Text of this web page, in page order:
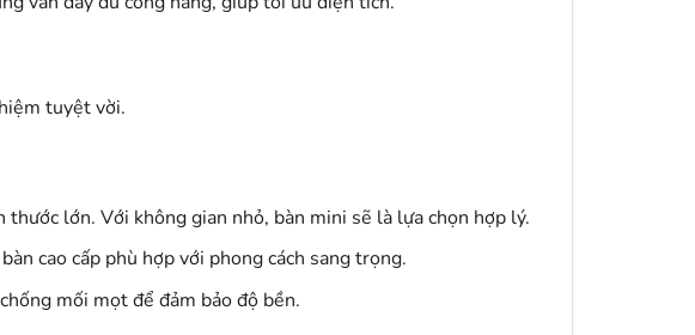
tuyệt vời.
lớn. Với không gian nhỏ, bàn mini sẽ là lựa chọn hợp lý.
cao cấp phù hợp với phong cách sang trọng.
mối mọt để đảm bảo độ bền.